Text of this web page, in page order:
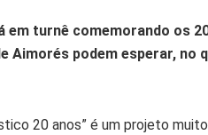
em turnê comemorando os
Aimorés podem esperar,
20 anos” é um projeto